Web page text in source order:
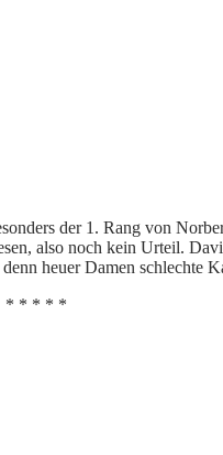
der 1. Rang von
also noch kein Urteil.
heuer Damen schlechte
* * * * *